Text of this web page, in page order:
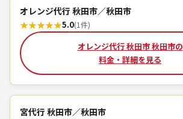
オレンジ代行 秋田市／秋田市
★★★★★5.0(1件)
オレンジ代行 秋田市 秋田市の
料金・詳細を見る
宮代行 秋田市／秋田市